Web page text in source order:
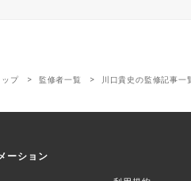
ップ 監修者一覧 川口貴史の監修記事一
ーション